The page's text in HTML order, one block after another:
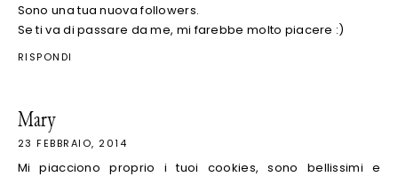
Sono una tua nuova followers.
Se ti va di passare da me, mi farebbe molto piacere :)
RISPONDI
Mary
23 FEBBRAIO, 2014
Mi piacciono proprio i tuoi cookies, sono bellissimi e